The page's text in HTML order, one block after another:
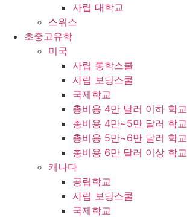
사립 대학교
스위스
초중고유학
미국
사립 통학스쿨
사립 보딩스쿨
국제학교
총비용 4만 달러 이하 학교
총비용 4만~5만 달러 학교
총비용 5만~6만 달러 학교
총비용 6만 달러 이상 학교
캐나다
공립학교
사립 보딩스쿨
국제학교